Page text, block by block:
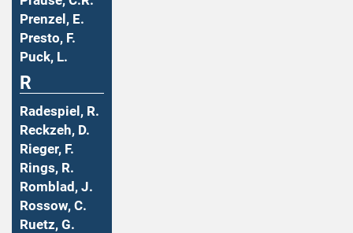
Prenzel, E.
Presto, F.
Puck, L.
R
Radespiel, R.
Reckzeh, D.
Rieger, F.
Rings, R.
Romblad, J.
Rossow, C.
Ruetz, G.